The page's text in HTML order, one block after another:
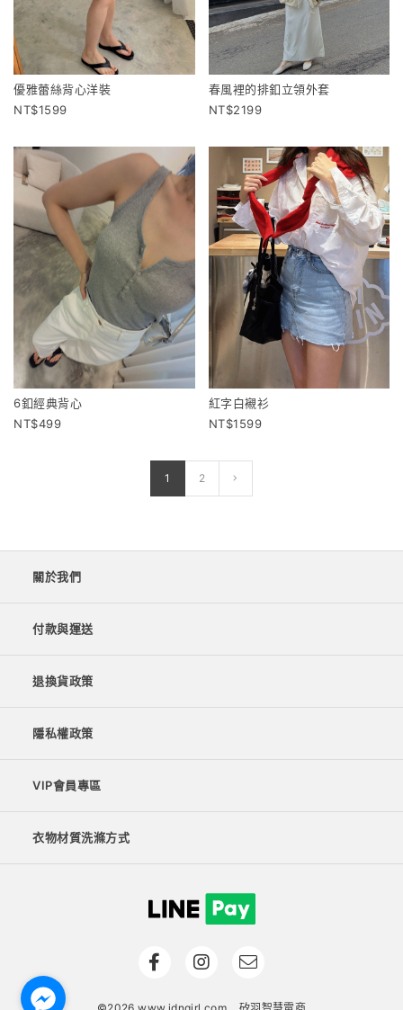
優雅蕾絲背心洋裝
1599
春風裡的排釦立領外套
2199
6釦經典背心
499
紅字白襯衫
1599
1 2
關於我們
付款與運送
退換貨政策
隱私權政策
VIP會員專區
衣物材質洗滌方式